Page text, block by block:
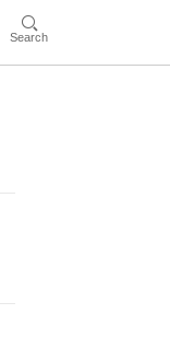
Search